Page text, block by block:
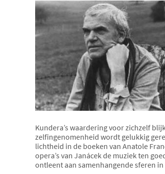
Kundera’s waardering voor zichzelf
zelfingenomenheid wordt gelukkig
lichtheid in de boeken van Anatole
opera’s van Janácek de muziek ten
ontleent aan samenhangende sferen